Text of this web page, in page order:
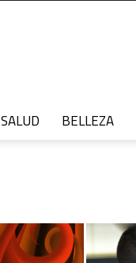
SALUD BELLEZA